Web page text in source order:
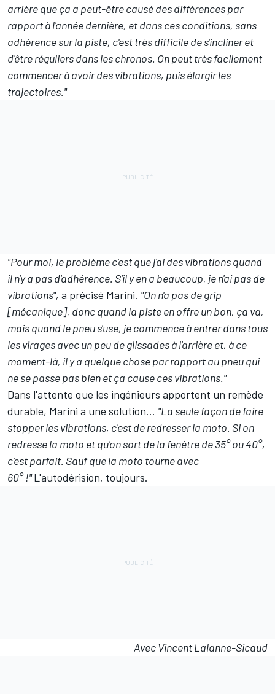
arrière que ça a peut-être causé des différences par
rapport à l'année dernière, et dans ces conditions, sans
adhérence sur la piste, c'est très difficile de s'incliner et
d'être réguliers dans les chronos. On peut très facilement
commencer à avoir des vibrations, puis élargir les
trajectoires."
"Pour moi, le problème c'est que j'ai des vibrations quand
il n'y a pas d'adhérence. S'il y en a beaucoup, je n'ai pas de
vibrations", a précisé Marini. "On n'a pas de grip
[mécanique], donc quand la piste en offre un bon, ça va,
mais quand le pneu s'use, je commence à entrer dans tous
les virages avec un peu de glissades à l'arrière et, à ce
moment-là, il y a quelque chose par rapport au pneu qui
ne se passe pas bien et ça cause ces vibrations."
Dans l'attente que les ingénieurs apportent un remède
durable, Marini a une solution... "La seule façon de faire
stopper les vibrations, c'est de redresser la moto. Si on
redresse la moto et qu'on sort de la fenêtre de 35° ou 40°,
c'est parfait. Sauf que la moto tourne avec
60° !"L'autodérision, toujours.
Avec Vincent Lalanne-Sicaud